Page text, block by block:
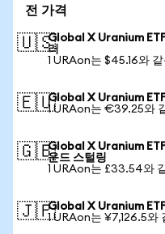
전 가격
🇺🇸Global X Uranium
러
1 URAon는 $45.16와 같
🇪🇺Global X Uranium
1 URAon는 €39.25와
🇬🇧Global X Uranium
운드 스털링
1 URAon는 £33.54와
🇯🇵Global X Uranium
1 URAon는 ¥7,126.5와